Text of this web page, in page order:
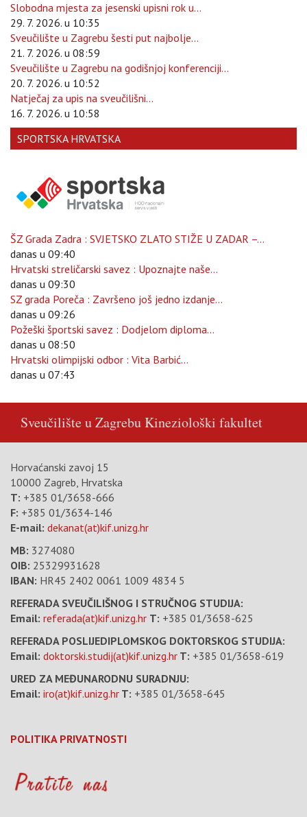
Slobodna mjesta za jesenski upisni rok u...
29. 7. 2026. u 10:35
Sveučilište u Zagrebu šesti put najbolje...
21. 7. 2026. u 08:59
Sveučilište u Zagrebu na godišnjoj konferenciji...
20. 7. 2026. u 10:52
Natječaj za upis na sveučilišni...
16. 7. 2026. u 10:58
SPORTSKA HRVATSKA
ŠZ Grada Zadra : SVJETSKO ZLATO STIŽE U ZADAR –...
danas u 09:40
Hrvatski streličarski savez : Upoznajte naše...
danas u 09:30
SZ grada Poreča : Završeno još jedno izdanje...
danas u 09:26
Požeški športski savez : Dodjelom diploma...
danas u 08:50
Hrvatski olimpijski odbor : Vita Barbić...
danas u 07:43
Sveučilište u ZagrebuKineziološki fakultet
Horvaćanski zavoj 15
10000 Zagreb, Hrvatska
T: +385 01/3658-666
F: +385 01/3634-146
E-mail: dekanat(at)kif.unizg.hr
MB: 3274080
OIB: 25329931628
IBAN: HR45 2402 0061 1009 4834 5
REFERADA SVEUČILIŠNOG I STRUČNOG STUDIJA:
Email: referada(at)kif.unizg.hr T: +385 01/3658-625
REFERADA POSLIJEDIPLOMSKOG DOKTORSKOG STUDIJA:
Email: doktorski.studij(at)kif.unizg.hr T: +385 01/3658-619
URED ZA MEĐUNARODNU SURADNJU:
Email: iro(at)kif.unizg.hr T: +385 01/3658-645
POLITIKA PRIVATNOSTI